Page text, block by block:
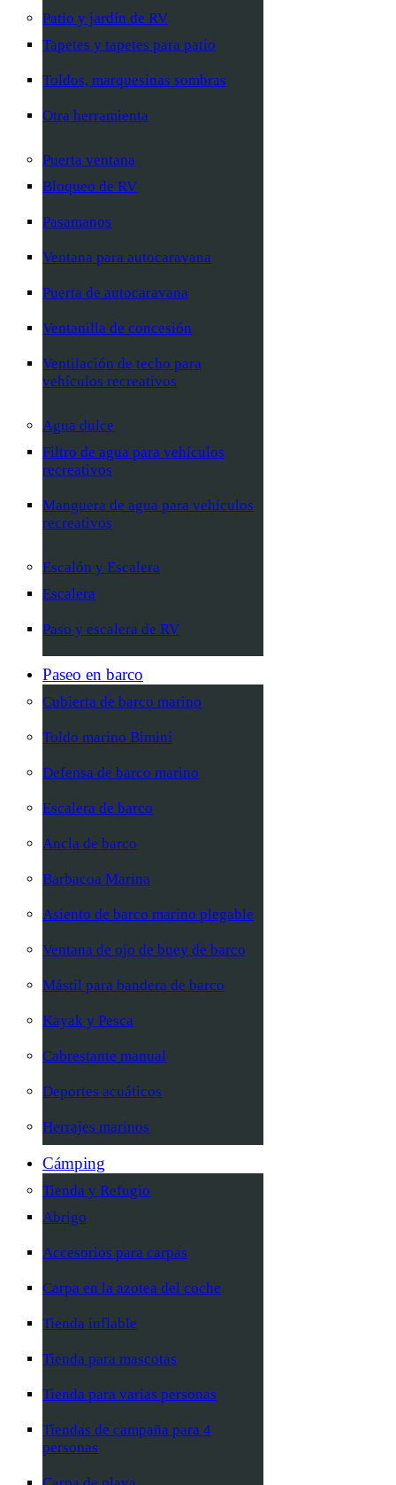
Patio y jardín de RV
Tapetes y tapetes para patio
Toldos, marquesinas sombras
Otra herramienta
Puerta ventana
Bloqueo de RV
Pasamanos
Ventana para autocaravana
Puerta de autocaravana
Ventanilla de concesión
Ventilación de techo para
vehículos recreativos
Agua dulce
Filtro de agua para vehículos
recreativos
Manguera de agua para vehículos
recreativos
Escalón y Escalera
Escalera
Paso y escalera de RV
Paseo en barco
Cubierta de barco marino
Toldo marino Bimini
Defensa de barco marino
Escalera de barco
Ancla de barco
Barbacoa Marina
Asiento de barco marino plegable
Ventana de ojo de buey de barco
Mástil para bandera de barco
Kayak y Pesca
Cabrestante manual
Deportes acuáticos
Herrajes marinos
Cámping
Tienda y Refugio
Abrigo
Accesorios para carpas
Carpa en la azotea del coche
Tienda inflable
Tienda para mascotas
Tienda para varias personas
Tiendas de campaña para 4
personas